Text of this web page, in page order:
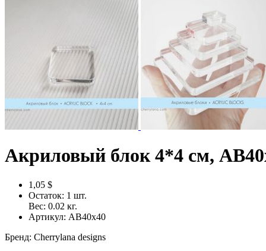
Акриловый блок 4*4 см,
1,05 $
Остаток: 1 шт.
Вес: 0.02 кг.
Артикул: AB40х40
Бренд: Cherrylana designs